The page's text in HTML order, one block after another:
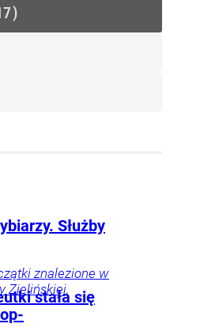
Służby
znalezione w
Zielińskiej,
stała się